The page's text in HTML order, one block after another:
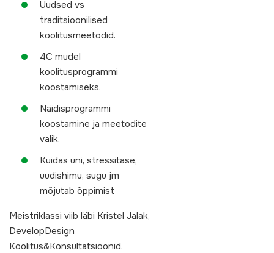
Uudsed vs
traditsioonilised
koolitusmeetodid.
4C mudel
koolitusprogrammi
koostamiseks.
Näidisprogrammi
koostamine ja meetodite
valik.
Kuidas uni, stressitase,
uudishimu, sugu jm
mõjutab õppimist
Meistriklassi viib läbi Kristel Jalak,
DevelopDesign
Koolitus&Konsultatsioonid.